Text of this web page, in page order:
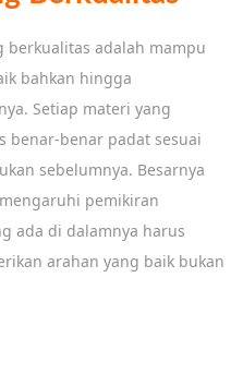
berkualitas adalah mampu
bahkan hingga
Setiap materi yang
benar-benar padat sesuai
sebelumnya. Besarnya
pemikiran
ada di dalamnya harus
arahan yang baik bukan